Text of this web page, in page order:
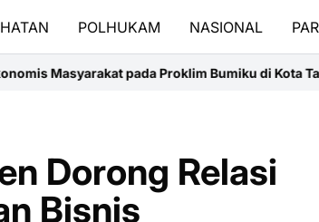
POLHUKAM NASIONAL
Proklim Bumiku di Kota TangerangLLDikti III
Dorong Relasi
Bisnis